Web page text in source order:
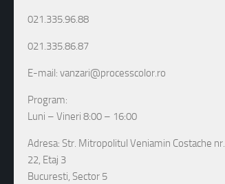
021.335.96.88
021.335.86.87
E-mail: vanzari@processcolor.ro
Program:
Luni – Vineri 8:00 – 16:00
Adresa: Str. Mitropolitul Veniamin Costache nr.
22, Etaj 3
Bucuresti, Sector 5